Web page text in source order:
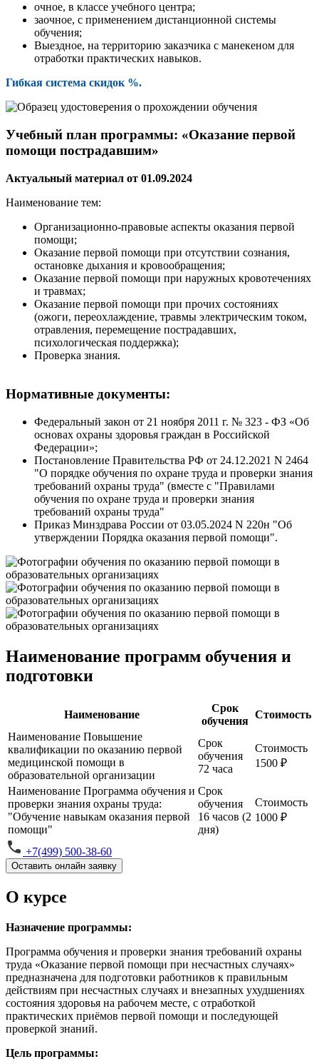
очное, в классе учебного центра;
заочное, с применением дистанционной системы
обучения;
Выездное, на территорию заказчика с манекеном для
отработки практических навыков.
Гибкая система скидок %.
Учебный план программы: «Оказание первой
помощи пострадавшим»
Актуальный материал от 01.09.2024
Наименование тем:
Организационно-правовые аспекты оказания первой
помощи;
Оказание первой помощи при отсутствии сознания,
остановке дыхания и кровообращения;
Оказание первой помощи при наружных кровотечениях
и травмах;
Оказание первой помощи при прочих состояниях
(ожоги, переохлаждение, травмы электрическим током,
отравления, перемещение пострадавших,
психологическая поддержка);
Проверка знания.
Нормативные документы:
Федеральный закон от 21 ноября 2011 г. № 323 - ФЗ «Об
основах охраны здоровья граждан в Российской
Федерации»;
Постановление Правительства РФ от 24.12.2021 N 2464
"О порядке обучения по охране труда и проверки знания
требований охраны труда" (вместе с "Правилами
обучения по охране труда и проверки знания
требований охраны труда"
Приказ Минздрава России от 03.05.2024 N 220н "Об
утверждении Порядка оказания первой помощи".
Наименование программ обучения и
подготовки
Наименование
Срок
обучения
Стоимость
Наименование Повышение
квалификации по оказанию первой
медицинской помощи в
образовательной организации
Срок
обучения
72 часа
Стоимость
1500 ₽
Наименование Программа обучения и
проверки знания охраны труда:
"Обучение навыкам оказания первой
помощи"
Срок
обучения
16 часов (2
дня)
Стоимость
1000 ₽
+7(499) 500-38-60
Оставить онлайн заявку
О курсе
Назначение программы:
Программа обучения и проверки знания требований охраны
труда «Оказание первой помощи при несчастных случаях»
предназначена для подготовки работников к правильным
действиям при несчастных случаях и внезапных ухудшениях
состояния здоровья на рабочем месте, с отработкой
практических приёмов первой помощи и последующей
проверкой знаний.
Цель программы: